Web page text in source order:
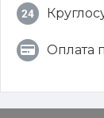
Оплата